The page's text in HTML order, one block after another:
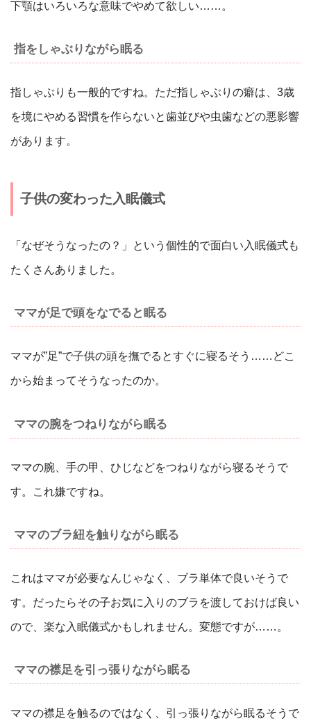
下顎はいろいろな意味でやめて欲しい……。
指をしゃぶりながら眠る
指しゃぶりも一般的ですね。ただ指しゃぶりの癖は、3歳
を境にやめる習慣を作らないと歯並びや虫歯などの悪影響
があります。
子供の変わった入眠儀式
「なぜそうなったの？」という個性的で面白い入眠儀式も
たくさんありました。
ママが足で頭をなでると眠る
ママが”足”で子供の頭を撫でるとすぐに寝るそう……どこ
から始まってそうなったのか。
ママの腕をつねりながら眠る
ママの腕、手の甲、ひじなどをつねりながら寝るそうで
す。これ嫌ですね。
ママのブラ紐を触りながら眠る
これはママが必要なんじゃなく、ブラ単体で良いそうで
す。だったらその子お気に入りのブラを渡しておけば良い
ので、楽な入眠儀式かもしれません。変態ですが……。
ママの襟足を引っ張りながら眠る
ママの襟足を触るのではなく、引っ張りながら眠るそうで